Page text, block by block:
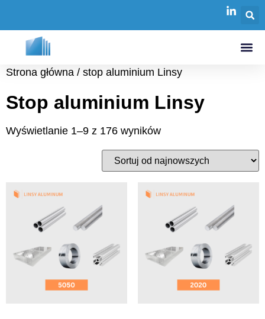
Strona główna / stop aluminium Linsy
Stop aluminium Linsy
Wyświetlanie 1–9 z 176 wyników